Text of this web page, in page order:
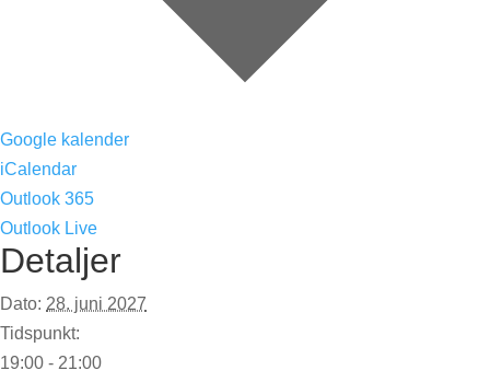
Google kalender
iCalendar
Outlook 365
Outlook Live
Detaljer
Dato: 28. juni 2027
Tidspunkt:
19:00 - 21:00